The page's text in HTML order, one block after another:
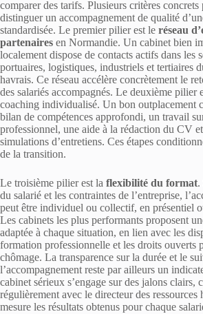
comparer des tarifs. Plusieurs critères concrets
distinguer un accompagnement de qualité
standardisée. Le premier pilier est le réseau
partenaires en Normandie. Un cabinet bien
localement dispose de contacts actifs dans les
portuaires, logistiques, industriels et tertiaires
havrais. Ce réseau accélère concrètement le
des salariés accompagnés. Le deuxième pilier
coaching individualisé. Un bon outplacement
bilan de compétences approfondi, un travail
professionnel, une aide à la rédaction du CV
simulations d’entretiens. Ces étapes
de la transition.
Le troisième pilier est la flexibilité du format.
du salarié et les contraintes de l’entreprise,
peut être individuel ou collectif, en présentiel
Les cabinets les plus performants proposent
adaptée à chaque situation, en lien avec les
formation professionnelle et les droits ouverts
chômage. La transparence sur la durée et le
l’accompagnement reste par ailleurs un
cabinet sérieux s’engage sur des jalons clairs,
régulièrement avec le directeur des ressources
mesure les résultats obtenus pour chaque